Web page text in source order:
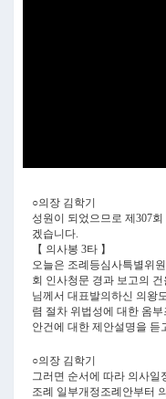
○의장 김학기
성원이 되었으므로 제307
겠습니다.
【 의사봉 3타 】
오늘은 조례등심사특별위
회 인사청문 경과 보고의
님께서 대표발의하신 의왕
렴 절차 위법성에 대한 옴
안건에 대한 제안설명을 듣
○의장 김학기
그러면 순서에 따라 의사일
조례 일부개정조례안부터